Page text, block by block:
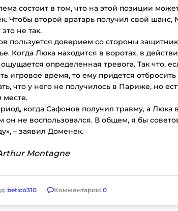
состоит в том, что на этой позиции
Чтобы второй вратарь получил свой шанс,
не так.
пользуется доверием со стороны
Когда Люка находится в воротах, в
определенная тревога. Так что,
игровое время, то ему придется
что у него не получилось в Париже, но
месте.
когда Сафонов получил травму, а Люка
он не воспользовался. В общем, я бы
– заявил Доменек.
Montagne
betico310 Комментарии: 0